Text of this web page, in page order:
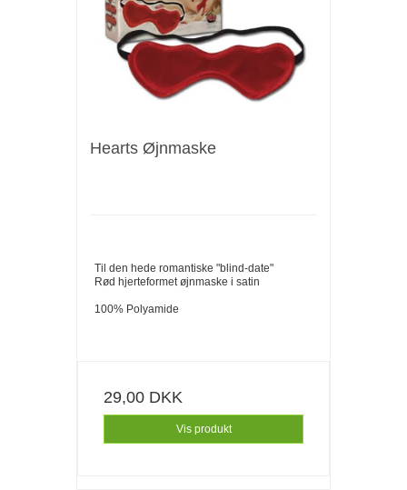
Hearts Øjnmaske
Til den hede romantiske "blind-date"
Rød hjerteformet øjnmaske i satin
100% Polyamide
29,00 DKK
Vis produkt